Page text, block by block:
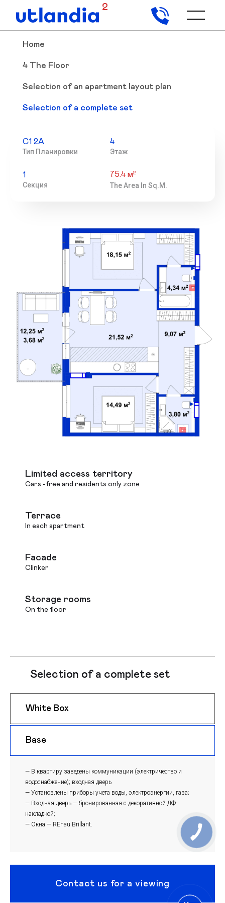
2
Home
4 The Floor
Selection of an apartment layout plan
Selection of a complete set
С1 2А
Тип Планировки
4
Этаж
1
Секция
75.4 м2
The Area In Sq.m.
Limited access territory
Cars -free and residents only zone
Terrace
In each apartment
Facade
Clinker
Storage rooms
On the floor
Selection of a complete set
White Box
Base
— В квартиру заведены коммуникации (электричество и
водоснабжение); входная дверь
— Установлены приборы учета воды, электроэнергии, газа;
— Входная дверь — бронированная с декоративной ДФ-
накладкой;
— Окна — REhau Brillant.
Contact us for a viewing